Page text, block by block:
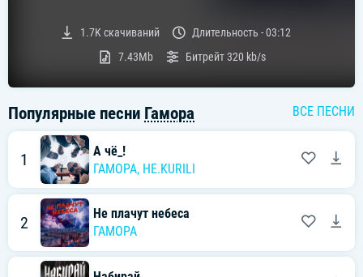
1.7Kскачиваний Длительность -03:12
7.43Mb
Битрейт320 kb/s
Популярные песни Гамора ВСЕ ПЕСНИ
1
А чё_!
ГАМОРА, НЕ.KURILI
2
Не плачут небеса
ГАМОРА